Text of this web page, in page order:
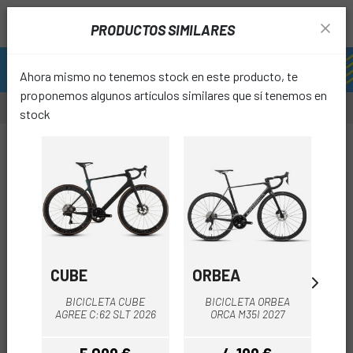
PRODUCTOS SIMILARES
Ahora mismo no tenemos stock en este producto, te
proponemos algunos artículos similares que sí tenemos en
stock
CUBE
BICICLETA CUBE
AGREE C:62 SLT 2026
ORBEA
BICICLETA ORBEA
ORCA M35I 2027